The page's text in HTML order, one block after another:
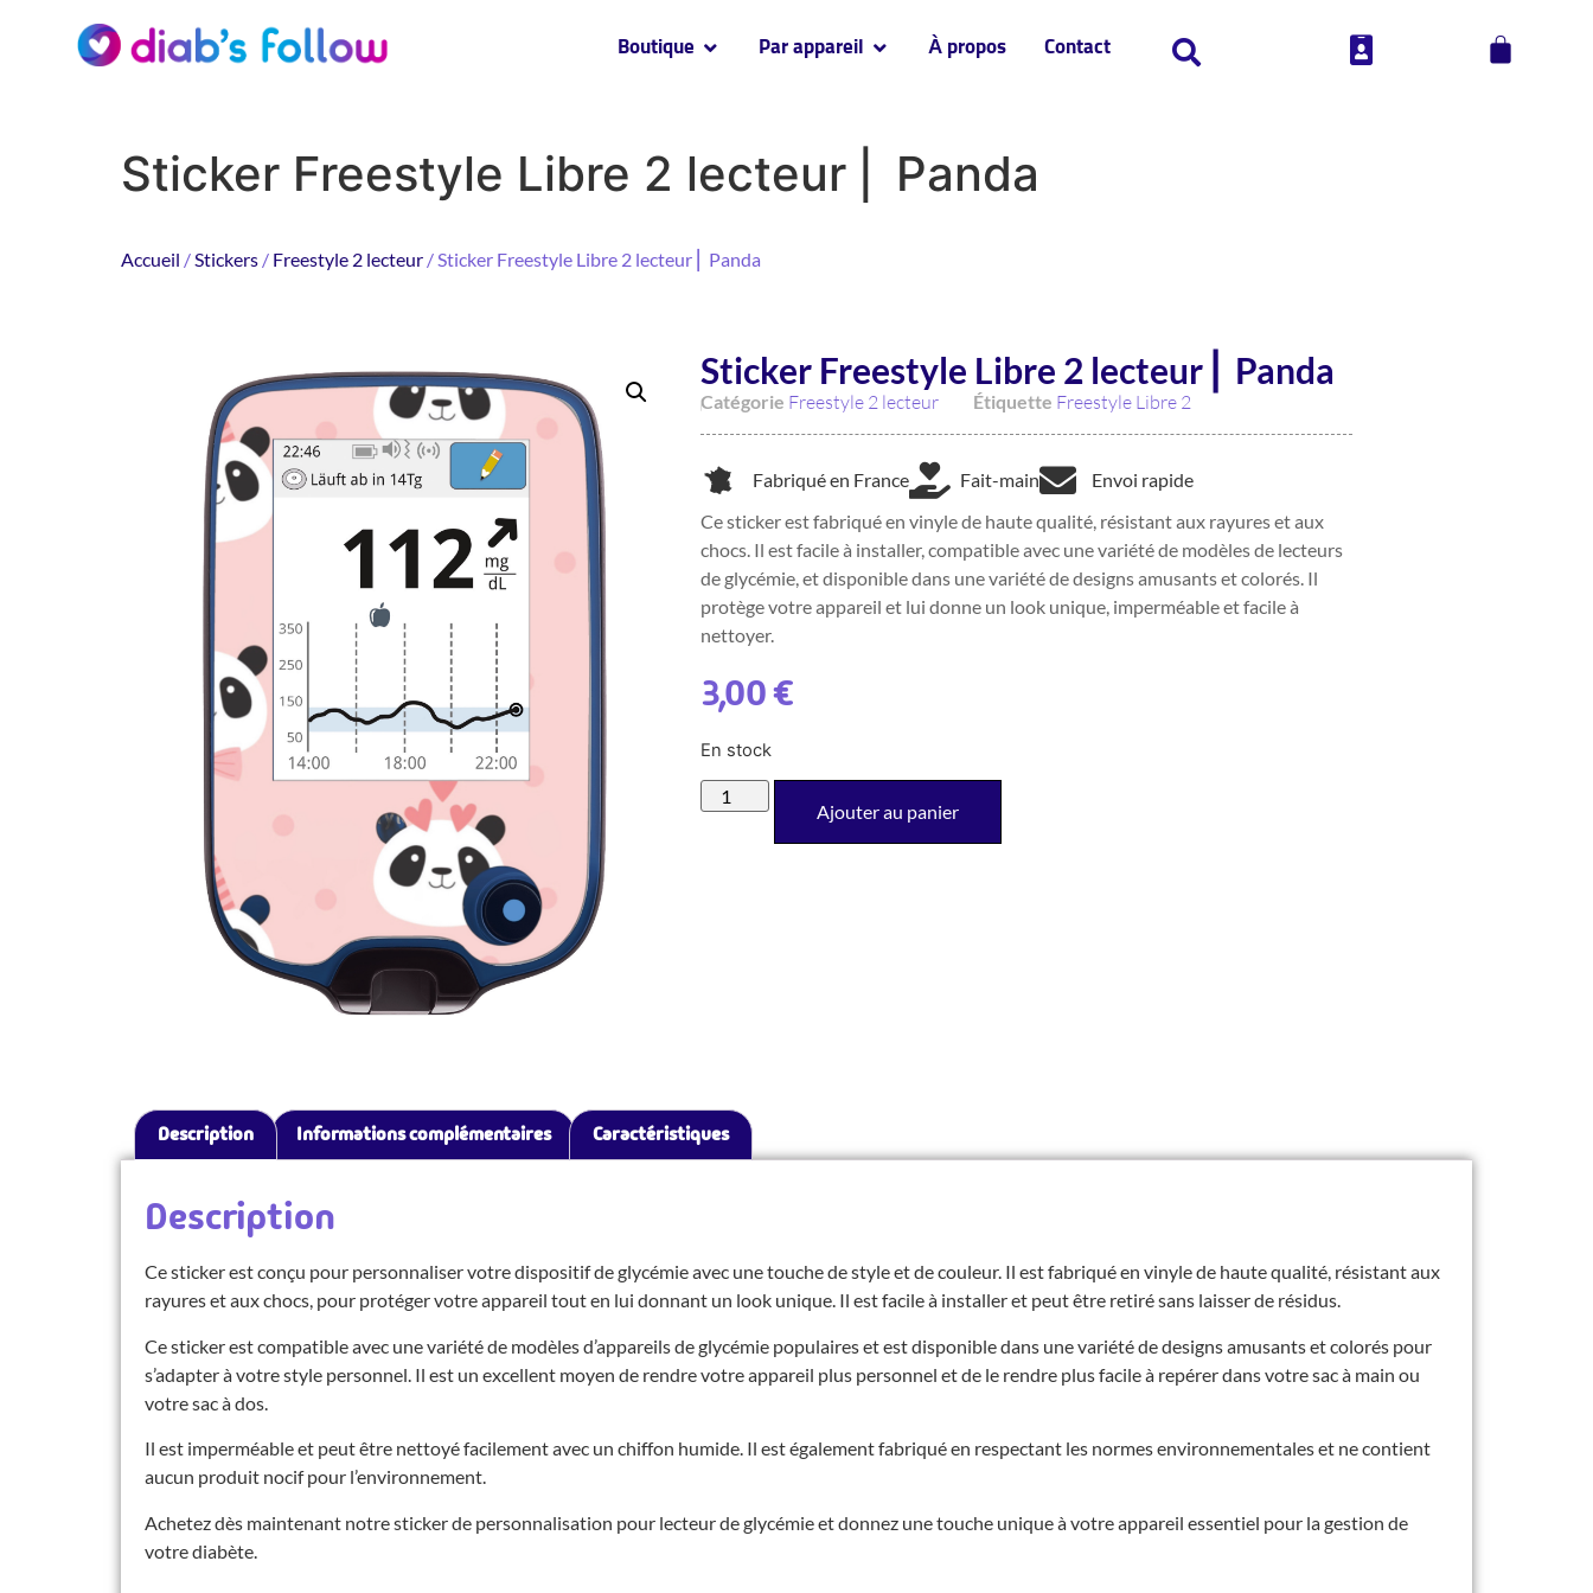
Boutique Par appareil À propos Contact
Sticker Freestyle Libre 2 lecteur ⎜ Panda
Accueil /Stickers / Freestyle 2 lecteur / Sticker Freestyle Libre 2 lecteur ⎜ Panda
Sticker Freestyle Libre 2 lecteur ⎜ Panda
Catégorie Freestyle 2 lecteur Étiquette Freestyle Libre 2
Fabriqué en France Fait-main
Envoi rapide
Ce sticker est fabriqué en vinyle de haute qualité, résistant aux rayures et aux
chocs. Il est facile à installer, compatible avec une variété de modèles de lecteurs
de glycémie, et disponible dans une variété de designs amusants et colorés. Il
protège votre appareil et lui donne un look unique, imperméable et facile à
nettoyer.
3,00€
En stock
Ajouter au panier
Description Informations complémentaires Caractéristiques
Description
Ce sticker est conçu pour personnaliser votre dispositif de glycémie avec une touche de style et de couleur. Il est fabriqué en vinyle de haute qualité, résistant aux
rayures et aux chocs, pour protéger votre appareil tout en lui donnant un look unique. Il est facile à installer et peut être retiré sans laisser de résidus.
Ce sticker est compatible avec une variété de modèles d’appareils de glycémie populaires et est disponible dans une variété de designs amusants et colorés pour
s’adapter à votre style personnel. Il est un excellent moyen de rendre votre appareil plus personnel et de le rendre plus facile à repérer dans votre sac à main ou
votre sac à dos.
Il est imperméable et peut être nettoyé facilement avec un chiffon humide. Il est également fabriqué en respectant les normes environnementales et ne contient
aucun produit nocif pour l’environnement.
Achetez dès maintenant notre sticker de personnalisation pour lecteur de glycémie et donnez une touche unique à votre appareil essentiel pour la gestion de
votre diabète.